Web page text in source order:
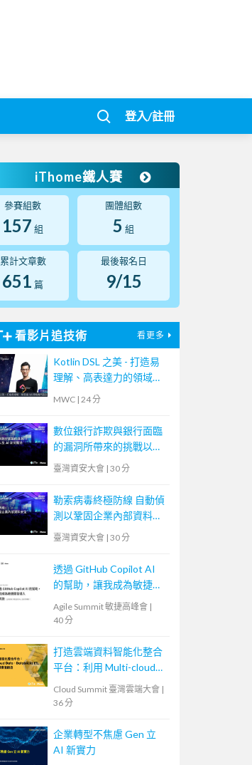
登入/註冊
iThome鐵人賽
參賽組數
157 組
團體組數
5 組
累計文章數
651 篇
最後報名日
9/15
看影片追技術 看更多
Kotlin DSL 之美 - 打造易
理解、高表達力的領域專
MWC | 24 分
數位銀行詐欺與銀行面臨
的漏洞所帶來的挑戰以及
AI 如何幫助
臺灣資安大會 | 30 分
勒索病毒終極防線 自動偵
測以鞏固企業內部資料安
全
臺灣資安大會 | 30 分
透過 GitHub Copilot AI
的幫助，讓我成為敏捷開
Agile Summit 敏捷高峰會 |
40 分
打造雲端資料智能化整合
平台：利用 Multi-cloud
Data、Databricks ETL 和
AI 加速數據價值創造
Cloud Summit 臺灣雲端大會 |
36 分
企業轉型不焦慮 Gen 立
AI 新實力